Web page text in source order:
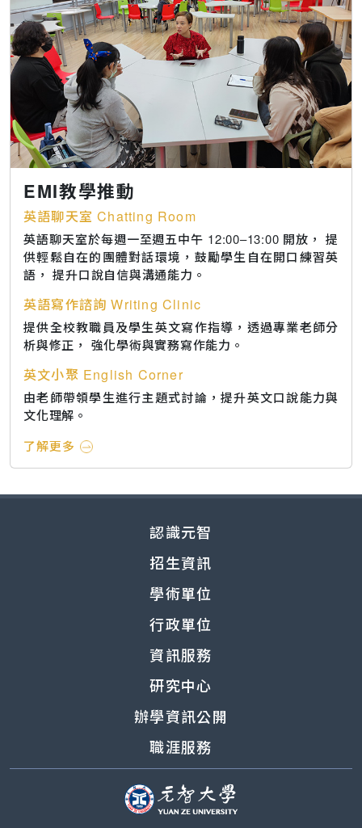
EMI教學推動
英語聊天室 Chatting Room
英語聊天室於每週一至週五中午 12:00–13:00 開放， 提
供輕鬆自在的團體對話環境，鼓勵學生自在開口練習英
語， 提升口說自信與溝通能力。
英語寫作諮詢 Writing Clinic
提供全校教職員及學生英文寫作指導，透過專業老師分
析與修正， 強化學術與實務寫作能力。
英文小聚 English Corner
由老師帶領學生進行主題式討論，提升英文口說能力與
文化理解。
了解更多
認識元智
招生資訊
學術單位
行政單位
資訊服務
研究中心
辦學資訊公開
職涯服務